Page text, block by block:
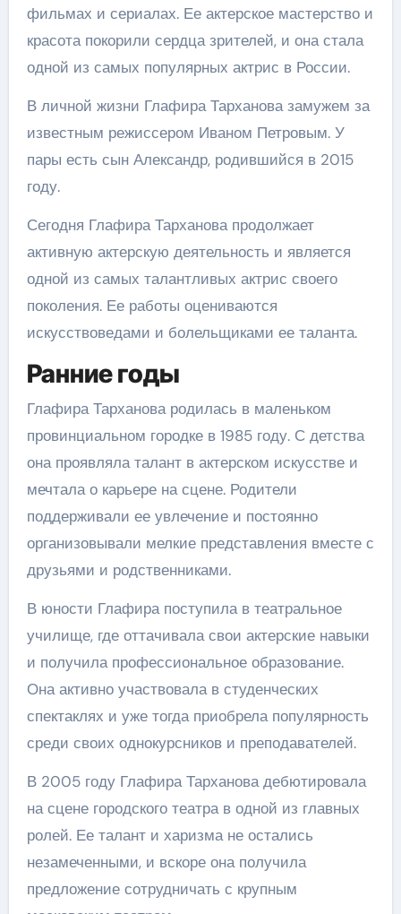
фильмах и сериалах. Ее актерское мастерство и
красота покорили сердца зрителей, и она стала
одной из самых популярных актрис в России.
В личной жизни Глафира Тарханова замужем за
известным режиссером Иваном Петровым. У
пары есть сын Александр, родившийся в 2015
году.
Сегодня Глафира Тарханова продолжает
активную актерскую деятельность и является
одной из самых талантливых актрис своего
поколения. Ее работы оцениваются
искусствоведами и болельщиками ее таланта.
Ранние годы
Глафира Тарханова родилась в маленьком
провинциальном городке в 1985 году. С детства
она проявляла талант в актерском искусстве и
мечтала о карьере на сцене. Родители
поддерживали ее увлечение и постоянно
организовывали мелкие представления вместе с
друзьями и родственниками.
В юности Глафира поступила в театральное
училище, где оттачивала свои актерские навыки
и получила профессиональное образование.
Она активно участвовала в студенческих
спектаклях и уже тогда приобрела популярность
среди своих однокурсников и преподавателей.
В 2005 году Глафира Тарханова дебютировала
на сцене городского театра в одной из главных
ролей. Ее талант и харизма не остались
незамеченными, и вскоре она получила
предложение сотрудничать с крупным